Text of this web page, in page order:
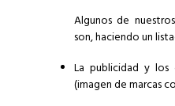
Algunos de
son, haciendo un
La publicidad y
(imagen de marcas